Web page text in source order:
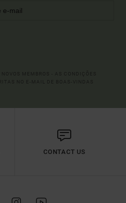
CONTACT US